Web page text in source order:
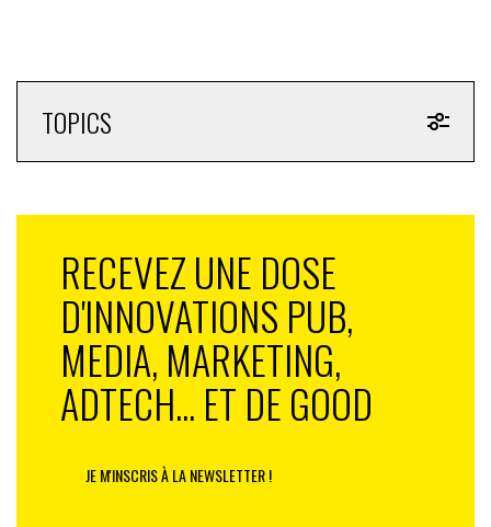
TOPICS
RECEVEZ UNE DOSE
D'INNOVATIONS PUB,
MEDIA, MARKETING,
ADTECH... ET DE GOOD
JE M'INSCRIS À LA NEWSLETTER !